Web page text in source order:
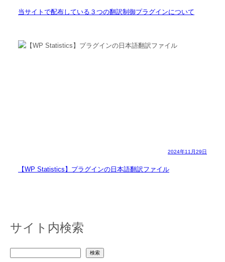
当サイトで配布している３つの翻訳制御プラグインについて
2024年11月29日
【WP Statistics】プラグインの日本語翻訳ファイル
サイト内検索
検索